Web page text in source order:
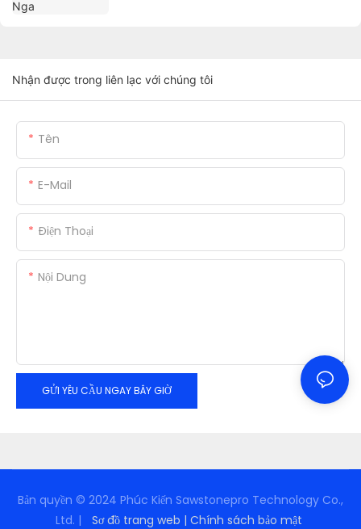
Nhận được trong liên lạc với chúng tôi
Tên
E-Mail
Điện Thoại
Nội Dung
GỬI YÊU CẦU NGAY BÂY GIỜ
Bản quyền © 2024 Phúc Kiến Sawstonepro Technology Co.,
Ltd. |
Sơ đồ trang web | Chính sách bảo mật